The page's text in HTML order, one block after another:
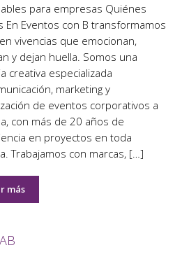
para empresas Quiénes
En Eventos con B transformamos
vivencias que emocionan,
y dejan huella. Somos una
creativa especializada
marketing y
de eventos corporativos a
con más de 20 años de
en proyectos en toda
Trabajamos con marcas, […]
más